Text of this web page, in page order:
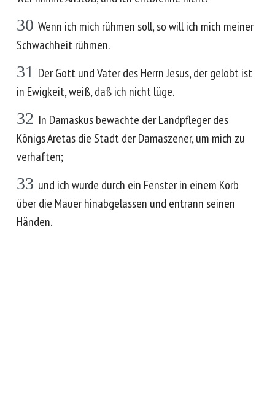
30 Wenn ich mich rühmen soll, so will ich mich meiner
Schwachheit rühmen.
31 Der Gott und Vater des Herrn Jesus, der gelobt ist
in Ewigkeit, weiß, daß ich nicht lüge.
32 In Damaskus bewachte der Landpfleger des
Königs Aretas die Stadt der Damaszener, um mich zu
verhaften;
33 und ich wurde durch ein Fenster in einem Korb
über die Mauer hinabgelassen und entrann seinen
Händen.